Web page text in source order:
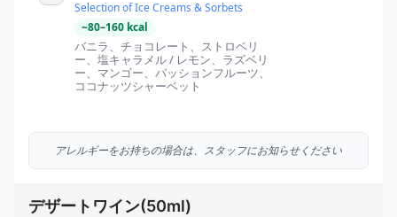
Selection of Ice Creams & Sorbets
~80–160 kcal
バニラ、チョコレート、ストロベリ
ー、塩キャラメル / レモン、ラズベリ
ー、マンゴー、パッションフルーツ、
ココナッツシャーベット
アレルギーをお持ちの場合は、スタッフにお知らせください
デザートワイン(50ml)